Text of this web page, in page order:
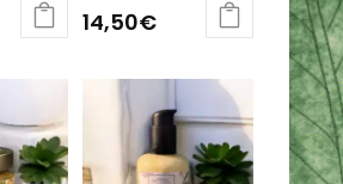
14,50€
produit
plusieurs
variations.